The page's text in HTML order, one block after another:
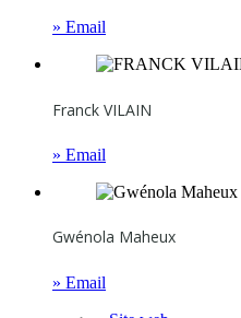
» Email
Franck VILAIN
» Email
Gwénola Maheux
» Email